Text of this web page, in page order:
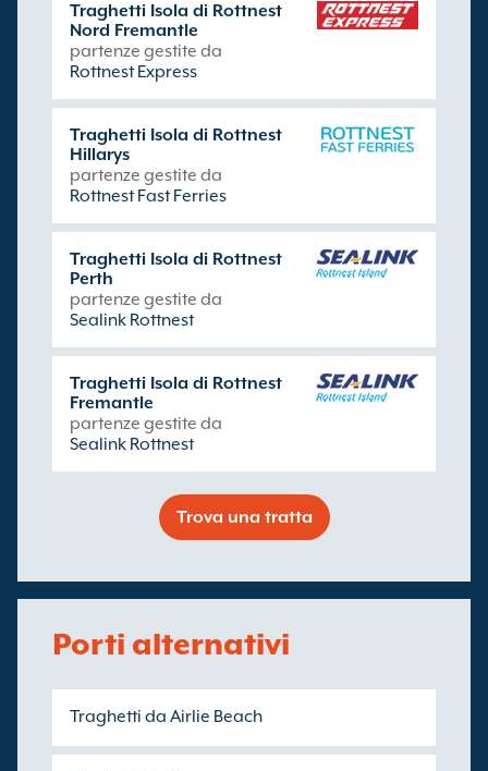
Traghetti Isola di Rottnest
Nord Fremantle
partenze gestite da
Rottnest Express
Traghetti Isola di Rottnest
Hillarys
partenze gestite da
Rottnest Fast Ferries
Traghetti Isola di Rottnest
Perth
partenze gestite da
Sealink Rottnest
Traghetti Isola di Rottnest
Fremantle
partenze gestite da
Sealink Rottnest
Trova una tratta
Porti alternativi
Traghetti da Airlie Beach